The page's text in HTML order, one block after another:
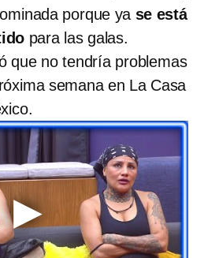
porque ya se está
para las galas.
que no tendría problemas
semana en La Casa